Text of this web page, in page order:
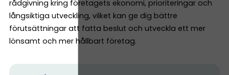
rådgivning kring företagets ekonomi, prioriteringar och
långsiktiga utveckling, vilket kan ge dig bättre
förutsättningar att fatta beslut och utveckla ett mer
lönsamt och mer hållbart företag.